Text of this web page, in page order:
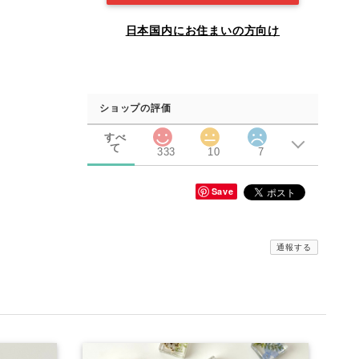
日本国内にお住まいの方向け
ショップの評価
すべ
て
333 10 7
Save
通報する